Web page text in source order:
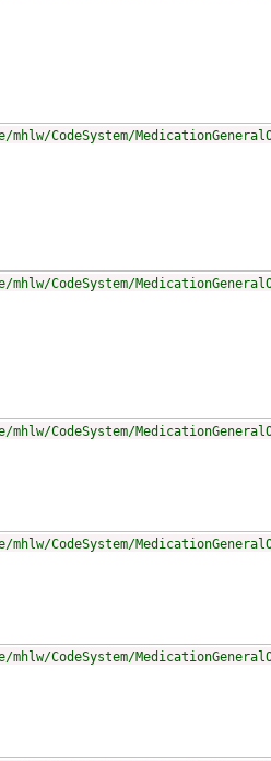
CodeSystem/
CodeSystem/
CodeSystem/
CodeSystem/
CodeSystem/